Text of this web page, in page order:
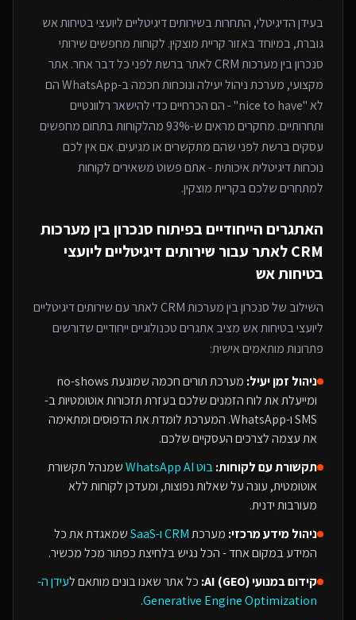
בעידן הדיגיטלי, התחרות בשירותים דיגיטליים ליועצי בטיחות אש
גוברת, במיוחדבאזור קריית מוצקין. לקוחות מחפשים שירותי
סנכרון בין מערכות CRM לאתר
ברשת לפני כל דבר אחר. אתר
מקצועי, מערכת ניהול יעילה ונוכחות חכמה ב-WhatsApp הם
לא "nice to have" - הם הכרחיים כדי להישאר רלוונטיים
ותחרותיים. מחקרים מראים ש-93% מהלקוחות בתחום מחפשים
עסקים ברשת לפני שהם מתקשרים או מגיעים. אם אין לכם
נוכחות דיגיטלית איכותית - אתם פשוט משאירים לקוחות
למתחריםשלכם בקריית מוצקין.
האתגרים הייחודיים בפיתוח סנכרון בין מערכות
CRM לאתר
עבור שירותים דיגיטליים ליועצי
בטיחות אש
השילוב שלסנכרון בין מערכות CRM לאתר עםשירותים דיגיטליים
ליועצי בטיחות אש מציב אתגרים טכנולוגיים ייחודיים שדורשים
פתרונות מותאמים אישית:
ניהול זמן יעיל:
מערכת תורים חכמה שמונעת no-shows
ומייעלת את לוח הזמנים שלכם בעזרת תזכורות אוטומטיות ב-
SMS ו-WhatsApp. המערכת לומדת את הדפוסים ומתאימה
את עצמה לצרכים העסקיים שלכם.
תקשורת עם לקוחות:בוט WhatsApp AI
שמנהל תקשורת
אוטומטית, עונה על שאלות נפוצות, ומעדכן לקוחות ללא
מעורבות ידנית.
ניהול מידע מרכזי: מערכתCRM ו-SaaS
שמאגדת את כל
המידע במקום אחד - הכל נגיש בלחיצת כפתור מכל מכשיר.
קידום במנועי AI (GEO):
כל אתר שאנו בונים מותאם לעידן ה-
Generative Engine Optimization
.